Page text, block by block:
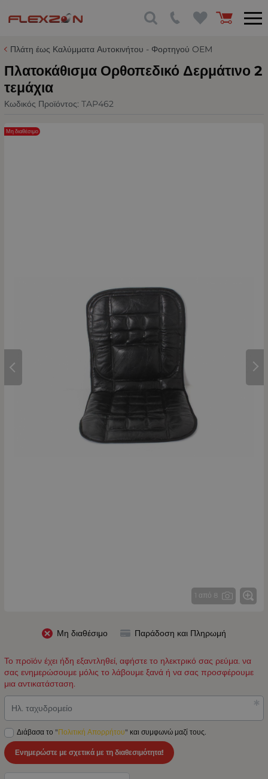
Πλάτη έως Καλύμματα Αυτοκινήτου - Φορτηγού OEM
Πλατοκάθισμα Ορθοπεδικό Δερμάτινο 2
τεμάχια
Κωδικός Προϊόντος: TAP462
1 από 8
Μη διαθέσιμο
Μη διαθέσιμο Παράδοση και Πληρωμή
Το προϊόν έχει ήδη εξαντληθεί, αφήστε το ηλεκτρικό σας ρεύμα. να
σας ενημερώσουμε μόλις το λάβουμε ξανά ή να σας προσφέρουμε
μια αντικατάσταση.
Ηλ. ταχυδρομείο
Διάβασα το "Πολιτική Απορρήτου" και συμφωνώ μαζί τους.
Ενημερώστε με σχετικά με τη διαθεσιμότητα!